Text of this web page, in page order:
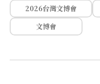
2026台灣文博會
文博會